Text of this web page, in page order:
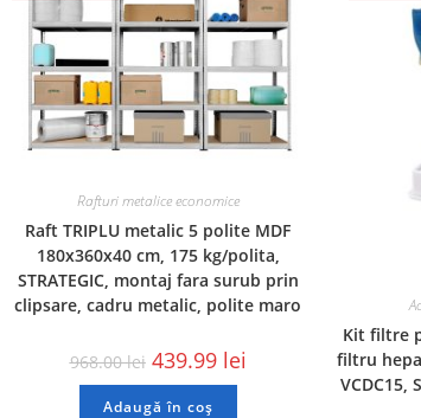
Rafturi metalice economice
Raft TRIPLU metalic 5 polite MDF
180x360x40 cm, 175 kg/polita,
STRATEGIC, montaj fara surub prin
clipsare, cadru metalic, polite maro
968.00lei 439.99 lei
Adaugă în coș
Kit filtre
filtru
VCDC15,